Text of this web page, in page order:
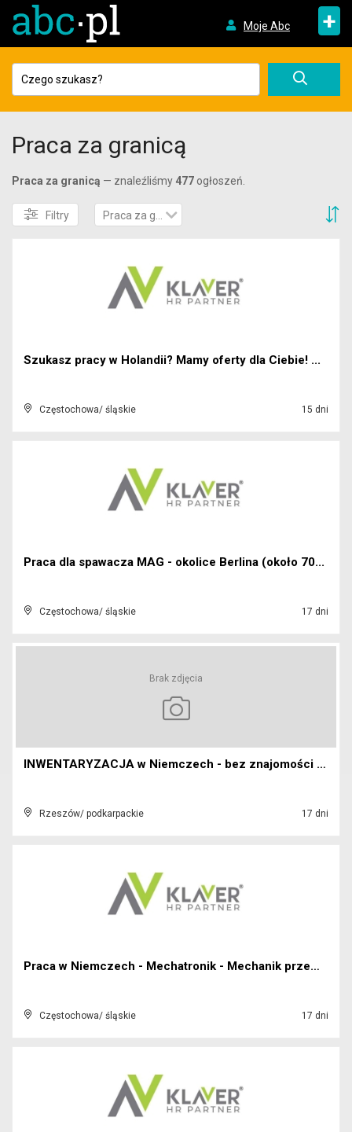
Moje Abc +
Praca za granicą
Praca za granicą — znaleźliśmy 477 ogłoszeń.
Filtry Praca za granicą
Szukasz pracy w Holandii? Mamy oferty dla Ciebie! ...
Częstochowa/ śląskie 15 dni
Praca dla spawacza MAG - okolice Berlina (około 70...
Częstochowa/ śląskie 17 dni
Brak zdjęcia
INWENTARYZACJA w Niemczech - bez znajomości języka...
Rzeszów/ podkarpackie 17 dni
Praca w Niemczech - Mechatronik - Mechanik przemys...
Częstochowa/ śląskie 17 dni